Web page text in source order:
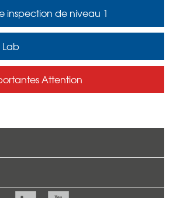
inspection de niveau 1
Lab
Attention